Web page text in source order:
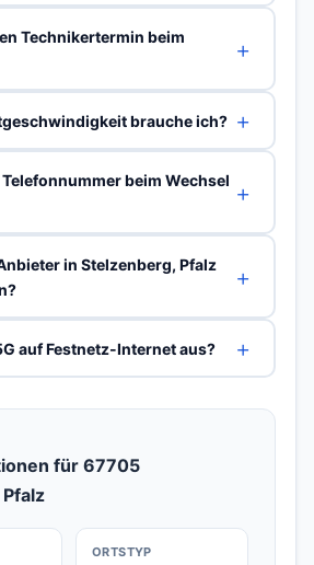
Technikertermin beim
brauche ich?
beim Wechsel
in Stelzenberg, Pfalz
auf Festnetz-Internet aus?
für 67705
ORTSTYP